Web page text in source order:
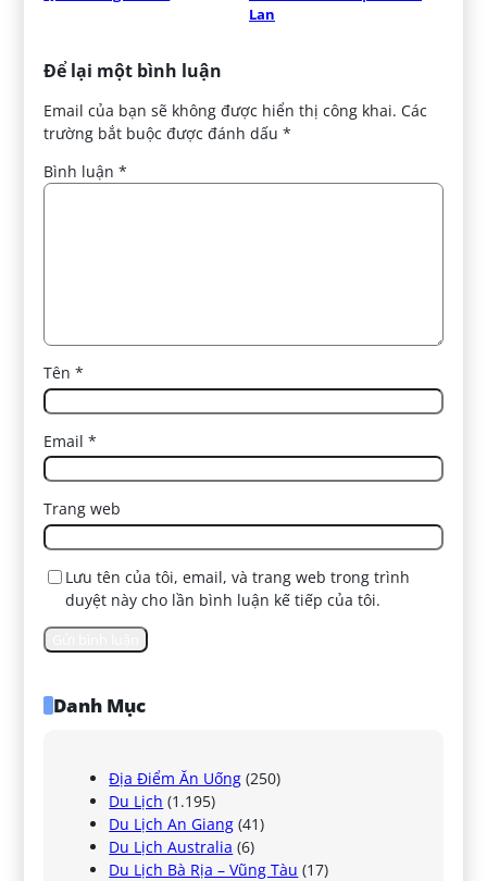
Lan
Để lại một bình luận
Email của bạn sẽ không được hiển thị công khai. Các
trường bắt buộc được đánh dấu*
Bình luận*
Tên*
Email*
Trang web
Lưu tên của tôi, email, và trang web trong trình
duyệt này cho lần bình luận kế tiếp của tôi.
Danh Mục
Địa Điểm Ăn Uống (250)
Du Lịch (1.195)
Du Lịch An Giang (41)
Du Lịch Australia (6)
Du Lịch Bà Rịa – Vũng Tàu (17)